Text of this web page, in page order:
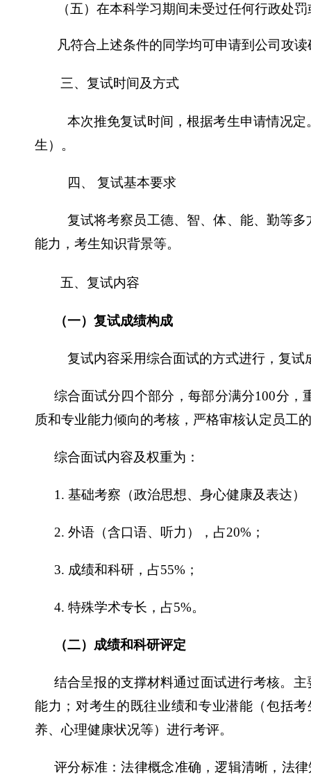
（五）在本科学习期间未受过任何行政处
凡符合上述条件的同学均可申请到公司攻
三、复试时间及方式
本次推免复试时间，根据考生申请情况定
生）。
四、 复试基本要求
复试将考察员工德、智、体、能、勤等
能力，考生知识背景等。
五、复试内容
（一）复试成绩构成
复试内容采用综合面试的方式进行，复试
综合面试分四个部分，每部分满分100分，
质和专业能力倾向的考核，严格审核认定员工
综合面试内容及权重为：
1. 基础考察（政治思想、身心健康及表达）
2. 外语（含口语、听力），占20% ；
3. 成绩和科研，占55% ；
4. 特殊学术专长，占5%。
（二）成绩和科研评定
结合呈报的支撑材料通过面试进行考核。
能力；对考生的既往业绩和专业潜能（包括
养、心理健康状况等）进行考评。
评分标准：法律概念准确，逻辑清晰，法